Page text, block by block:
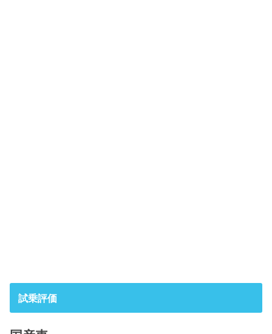
試乗評価